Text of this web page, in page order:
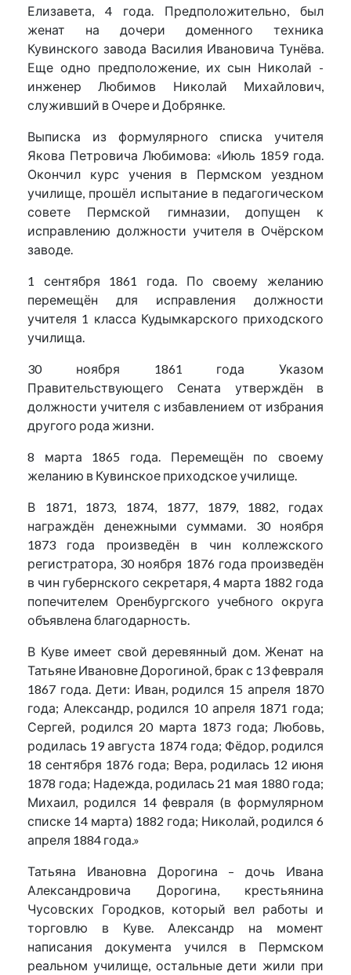
Елизавета, 4 года. Предположительно, был
женат на дочери доменного техника
Кувинского завода Василия Ивановича Тунёва.
Еще одно предположение, их сын Николай -
инженер Любимов Николай Михайлович,
служивший в Очере и Добрянке.
Выписка из формулярного списка учителя
Якова Петровича Любимова: «Июль 1859 года.
Окончил курс учения в Пермском уездном
училище, прошёл испытание в педагогическом
совете Пермской гимназии, допущен к
исправлению должности учителя в Очёрском
заводе.
1 сентября 1861 года. По своему желанию
перемещён для исправления должности
учителя 1 класса Кудымкарского приходского
училища.
30 ноября 1861 года Указом
Правительствующего Сената утверждён в
должности учителя с избавлением от избрания
другого рода жизни.
8 марта 1865 года. Перемещён по своему
желанию в Кувинское приходское училище.
В 1871, 1873, 1874, 1877, 1879, 1882, годах
награждён денежными суммами. 30 ноября
1873 года произведён в чин коллежского
регистратора, 30 ноября 1876 года произведён
в чин губернского секретаря, 4 марта 1882 года
попечителем Оренбургского учебного округа
объявлена благодарность.
В Куве имеет свой деревянный дом. Женат на
Татьяне Ивановне Дорогиной, брак с 13 февраля
1867 года. Дети: Иван, родился 15 апреля 1870
года; Александр, родился 10 апреля 1871 года;
Сергей, родился 20 марта 1873 года; Любовь,
родилась 19 августа 1874 года; Фёдор, родился
18 сентября 1876 года; Вера, родилась 12 июня
1878 года; Надежда, родилась 21 мая 1880 года;
Михаил, родился 14 февраля (в формулярном
списке 14 марта) 1882 года; Николай, родился 6
апреля 1884 года.»
Татьяна Ивановна Дорогина – дочь Ивана
Александровича Дорогина, крестьянина
Чусовских Городков, который вел работы и
торговлю в Куве. Александр на момент
написания документа учился в Пермском
реальном училище, остальные дети жили при